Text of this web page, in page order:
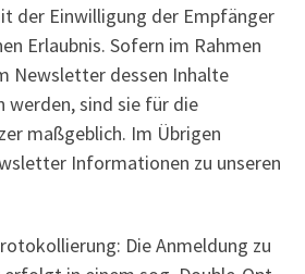
der Einwilligung der Empfänger
Erlaubnis. Sofern im Rahmen
Newsletter dessen Inhalte
werden, sind sie für die
maßgeblich. Im Übrigen
Informationen zu unseren
Die Anmeldung zu